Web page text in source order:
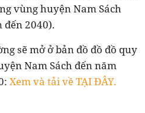
vùng huyện Nam Sách
2040).
sẽ mở ở bản đồ đồ đồ quy
Nam Sách đến năm
Xem và tải về TẠI ĐÂY.